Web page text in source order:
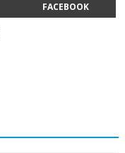
FACEBOOK